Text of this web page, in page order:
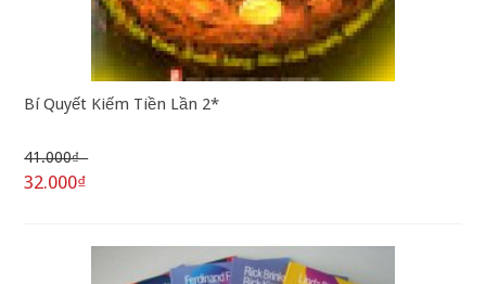
Bí Quyết Kiếm Tiền Lần 2*
41.000₫
32.000₫